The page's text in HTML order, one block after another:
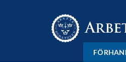
Till innehåll på sidan x